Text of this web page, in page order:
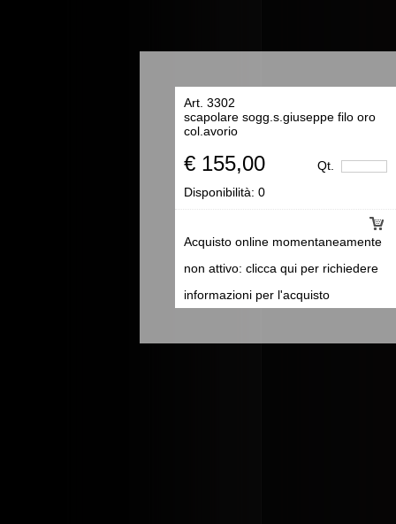
Art. 3302
scapolare sogg.s.giuseppe filo oro
col.avorio
€ 155,00 Qt.
Acquisto online momentaneamente
non attivo: clicca qui per richiedere
informazioni per l'acquisto
Disponibilità: 0